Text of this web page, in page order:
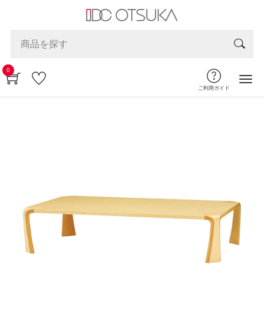
0
ご利用ガイド